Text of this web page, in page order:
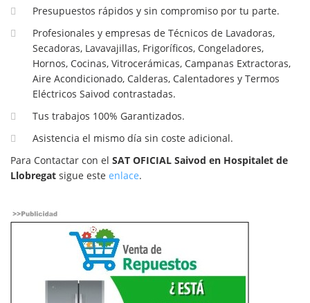
Presupuestos rápidos y sin compromiso por tu parte.
Profesionales y empresas de Técnicos de Lavadoras,
Secadoras, Lavavajillas, Frigoríficos, Congeladores,
Hornos, Cocinas, Vitrocerámicas, Campanas Extractoras,
Aire Acondicionado, Calderas, Calentadores y Termos
Eléctricos Saivod contrastadas.
Tus trabajos 100% Garantizados.
Asistencia el mismo día sin coste adicional.
Para Contactar con el SAT OFICIAL Saivod en Hospitalet de
Llobregat sigue este enlace.